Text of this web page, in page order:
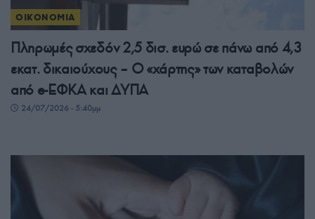
ΟΙΚΟΝΟΜΙΑ
Πληρωμές σχεδόν 2,5 δισ. ευρώ σε πάνω από 4,3
εκατ. δικαιούχους – Ο «χάρτης» των καταβολών
από e-ΕΦΚΑ και ΔΥΠΑ
24/07/2026 - 5:40μμ